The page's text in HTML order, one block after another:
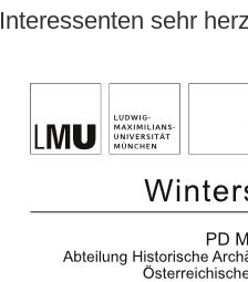
Interessenten sehr